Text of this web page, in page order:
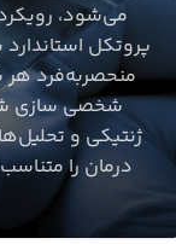
می‌شود،
پروتکل استاندارد
شخصی‌ سازی
ژنتیکی و
درمان را
روندهای